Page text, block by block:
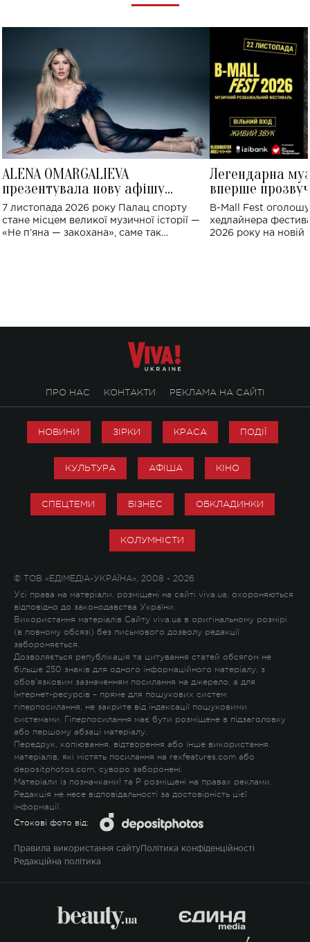
ALENA OMARGALIEVA
презентувала нову афішу
великого концерту в Палаці
спорту
7 листопада 2026 року Палац спорту
стане місцем великої музичної історії —
«Не пʼяна — закохана», саме так
Легендарна
вперше
Україні: де
B-Mall Fest
хедлайнера
2026 року на новій
ПРО НАС КОНТАКТИ РЕКЛАМА НА САЙТІ
НОВИНИ ЗІРКИ КРАСА ПОДІЇ
КУЛЬТУРА АФІША КІНО
СПЕЦТЕМИ БІЗНЕС ОБКЛАДИНКИ
КОЛУМНІСТИ
© ТОВ «ЕДІМЕДІА-УКРАЇНА», 2008 - 2026
Усі права на матеріали, розміщені на сайті viva.ua, охороняються
відповідно до законодавства України.
Використання матеріалів Сайту viva.ua в оригінальному розмірі
(в повному обсязі) без письмового дозволу редакції
забороняється.
Дозволяється републікація та цитування статей обсягом не
більше 250 знаків для одного інформаційного матеріалу, з
обов'язковим зазначенням посилання на джерело, а для
Інтернет-ресурсів – пряме для пошукових систем
гіперпосилання, не закрите від індексації пошуковими
системами. Гіперпосилання має бути розміщене в підзаголовку
або першому абзаці матеріалу.
Передрук, копіювання, відтворення або інше використання
матеріалів, які містять посилання на rexfeatures.com або
depositphotos.com, суворо заборонені.
Матеріали із позначками! та P розміщені на правах реклами.
Редакція не несе відповідальності за достовірність цієї
інформації.
Стокові фото від:
Правила використання сайту Політика конфіденційності
Редакційна політика